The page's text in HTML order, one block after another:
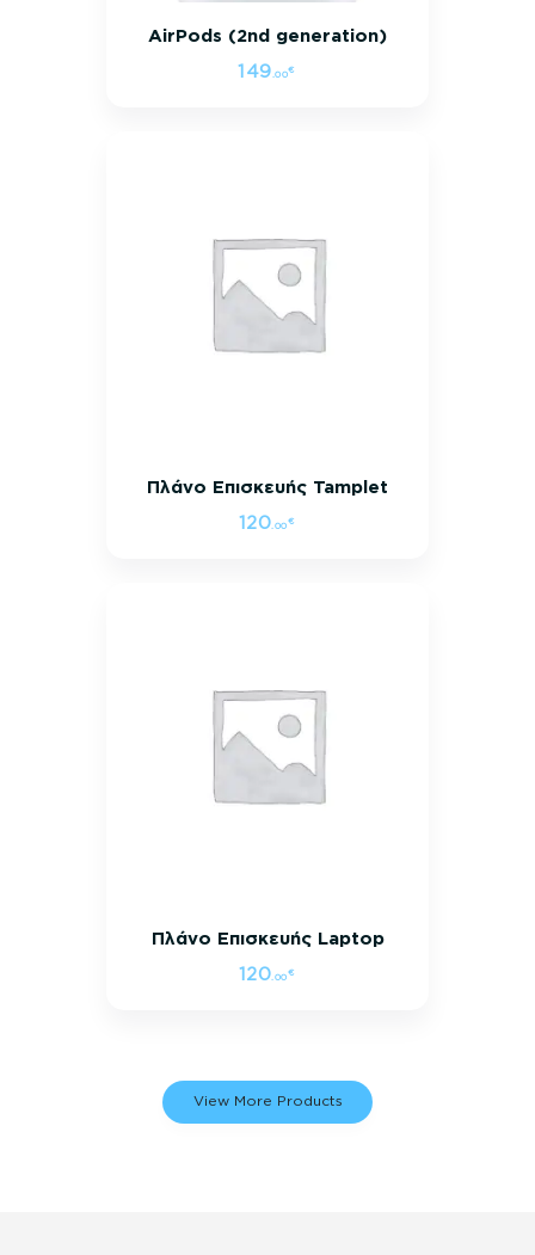
AirPods (2nd generation)
149 .00
€
Πλάνο Επισκευής Tamplet
120 00
€
Πλάνο Επισκευής Laptop
120 00
€
View More Products